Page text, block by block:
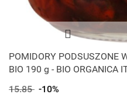
POMIDORY PODSUSZONE
BIO 190 g - BIO ORGANICA
15.85 -10%